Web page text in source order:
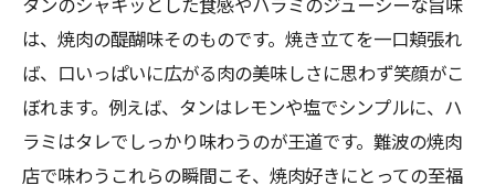
難波で焼肉好きが実践する節約テクニック
黒毛和牛のタンとハラミの魅力を解説
難波で焼肉なら黒毛和牛タンが絶品
ハラミ好き必見の黒毛和牛の美味しさ
難波で焼肉体験が深まる黒毛和牛の魅力
は、焼肉の醍醐味そのものです。焼き立てを一口頬張れ
ば、口いっぱいに広がる肉の美味しさに思わず笑顔がこ
ぼれます。例えば、タンはレモンや塩でシンプルに、ハ
ラミはタレでしっかり味わうのが王道です。難波の焼肉
店で味わうこれらの瞬間こそ、焼肉好きにとっての至福